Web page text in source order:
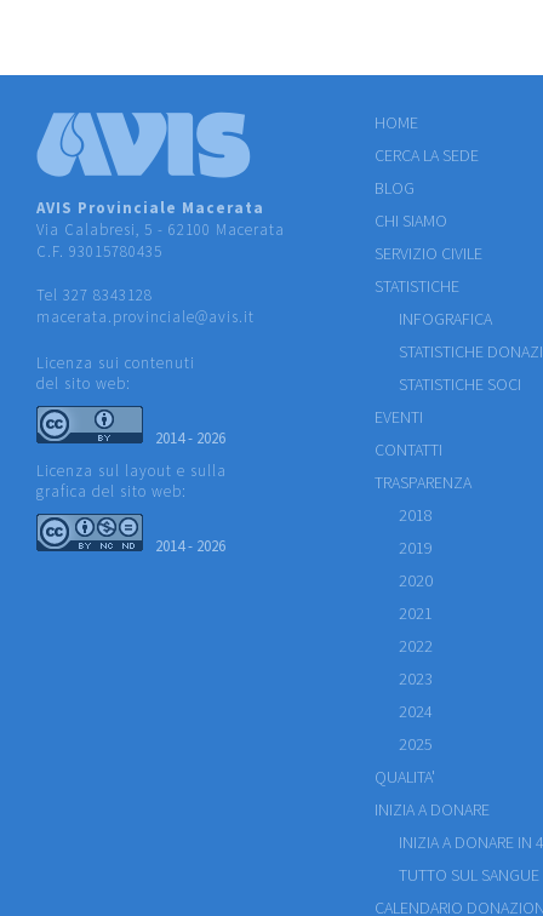
AVIS Provinciale Macerata
Via Calabresi, 5 - 62100 Macerata
C.F. 93015780435
Tel 327 8343128
macerata.provinciale@avis.it
Licenza sui contenuti
del sito web:
2014 - 2026
Licenza sul layout e sulla
grafica del sito web:
2014 - 2026
HOME
CERCA LA SEDE
BLOG
CHI SIAMO
SERVIZIO CIVILE
STATISTICHE
INFOGRAFICA
STATISTICHE
STATISTICHE SOCI
EVENTI
CONTATTI
TRASPARENZA
2018
2019
2020
2021
2022
2023
2024
2025
QUALITA'
INIZIA A DONARE
INIZIA A DONARE IN
TUTTO SUL SANGUE
CALENDARIO